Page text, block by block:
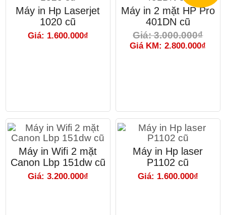
Máy in Hp Laserjet
1020 cũ
Giá: 1.600.000₫
Máy in 2 mặt HP Pro
401DN cũ
Giá: 3.000.000₫
Giá KM: 2.800.000₫
Máy in Wifi 2 mặt
Canon Lbp 151dw cũ
Giá: 3.200.000₫
Máy in Hp laser
P1102 cũ
Giá: 1.600.000₫